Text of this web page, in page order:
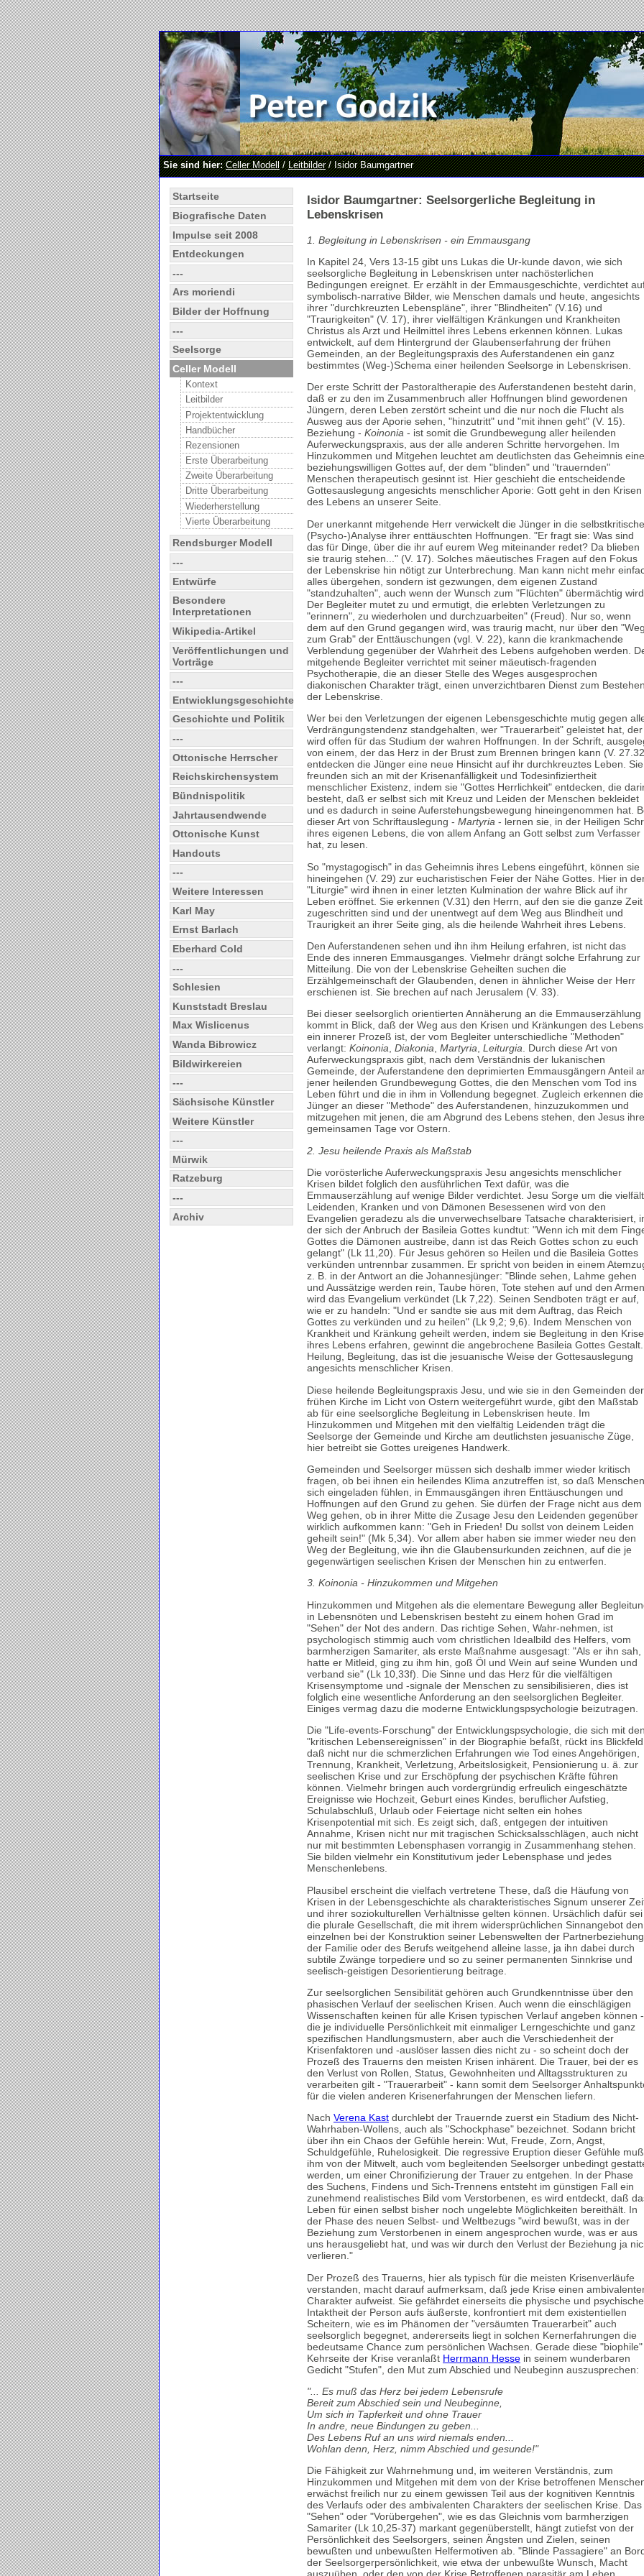
Sie sind hier: Celler Modell/Leitbilder/ Isidor Baumgartner
Startseite
Biografische Daten
Impulse seit 2008
Entdeckungen
---
Ars moriendi
Bilder der Hoffnung
---
Seelsorge
Celler Modell
Kontext
Leitbilder
Projektentwicklung
Handbücher
Rezensionen
Erste Überarbeitung
Zweite Überarbeitung
Dritte Überarbeitung
Wiederherstellung
Vierte Überarbeitung
Rendsburger Modell
---
Entwürfe
Besondere
Interpretationen
Wikipedia-Artikel
Veröffentlichungen und
Vorträge
---
Entwicklungsgeschichte
Geschichte und Politik
---
Ottonische Herrscher
Reichskirchensystem
Bündnispolitik
Jahrtausendwende
Ottonische Kunst
Handouts
---
Weitere Interessen
Karl May
Ernst Barlach
Eberhard Cold
---
Schlesien
Kunststadt Breslau
Max Wislicenus
Wanda Bibrowicz
Bildwirkereien
---
Sächsische Künstler
Weitere Künstler
---
Mürwik
Ratzeburg
---
Archiv
Isidor Baumgartner: Seelsorgerliche Begleitung in
Lebenskrisen
1. Begleitung in Lebenskrisen - ein Emmausgang
In Kapitel 24, Vers 13-15 gibt uns Lukas die Ur-kunde davon, wie sich
seelsorgliche Begleitung in Lebenskrisen unter nachösterlichen
Bedingungen ereignet. Er erzählt in der Emmausgeschichte, verdichtet
symbolisch-narrative Bilder, wie Menschen damals und heute, angesichts
ihrer "durchkreuzten Lebenspläne", ihrer "Blindheiten" (V.16) und
"Traurigkeiten" (V. 17), ihrer vielfältigen Kränkungen und Krankheiten
Christus als Arzt und Heilmittel ihres Lebens erkennen können. Lukas
entwickelt, auf dem Hintergrund der Glaubenserfahrung der frühen
Gemeinden, an der Begleitungspraxis des Auferstandenen ein ganz
bestimmtes (Weg-)Schema einer heilenden Seelsorge in Lebenskrisen.
Der erste Schritt der Pastoraltherapie des Auferstandenen besteht darin,
daß er zu den im Zusammenbruch aller Hoffnungen blind gewordenen
Jüngern, deren Leben zerstört scheint und die nur noch die Flucht als
Ausweg aus der Aporie sehen, "hinzutritt" und "mit ihnen geht" (V. 15).
Beziehung - Koinonia - ist somit die Grundbewegung aller heilenden
Auferweckungspraxis, aus der alle anderen Schritte hervorgehen. Im
Hinzukommen und Mitgehen leuchtet am deutlichsten das Geheimnis
beziehungswilligen Gottes auf, der dem "blinden" und "trauernden"
Menschen therapeutisch gesinnt ist. Hier geschieht die entscheidende
Gottesauslegung angesichts menschlicher Aporie: Gott geht in den Krisen
des Lebens an unserer Seite.
Der unerkannt mitgehende Herr verwickelt die Jünger in die selbstkritische
(Psycho-)Analyse ihrer enttäuschten Hoffnungen. "Er fragt sie: Was sind
das für Dinge, über die ihr auf eurem Weg miteinander redet? Da blieben
sie traurig stehen..." (V. 17). Solches mäeutisches Fragen auf den Fokus
der Lebenskrise hin nötigt zur Unterbrechung. Man kann nicht mehr
alles übergehen, sondern ist gezwungen, dem eigenen Zustand
"standzuhalten", auch wenn der Wunsch zum "Flüchten" übermächtig wird.
Der Begleiter mutet zu und ermutigt, die erlebten Verletzungen zu
"erinnern", zu wiederholen und durchzuarbeiten" (Freud). Nur so, wenn
dem auf den Grund gegangen wird, was traurig macht, nur über den "Weg
zum Grab" der Enttäuschungen (vgl. V. 22), kann die krankmachende
Verblendung gegenüber der Wahrheit des Lebens aufgehoben werden.
mitgehende Begleiter verrichtet mit seiner mäeutisch-fragenden
Psychotherapie, die an dieser Stelle des Weges ausgesprochen
diakonischen Charakter trägt, einen unverzichtbaren Dienst zum Bestehen
der Lebenskrise.
Wer bei den Verletzungen der eigenen Lebensgeschichte mutig gegen
Verdrängungstendenz standgehalten, wer "Trauerarbeit" geleistet hat, der
wird offen für das Studium der wahren Hoffnungen. In der Schrift,
von einem, der das Herz in der Brust zum Brennen bringen kann (V.
entdecken die Jünger eine neue Hinsicht auf ihr durchkreuztes Leben. Sie
freunden sich an mit der Krisenanfälligkeit und Todesinfiziertheit
menschlicher Existenz, indem sie "Gottes Herrlichkeit" entdecken, die
besteht, daß er selbst sich mit Kreuz und Leiden der Menschen bekleidet
und es dadurch in seine Auferstehungsbewegung hineingenommen hat.
dieser Art von Schriftauslegung - Martyria - lernen sie, in der Heiligen
ihres eigenen Lebens, die von allem Anfang an Gott selbst zum Verfasser
hat, zu lesen.
So "mystagogisch" in das Geheimnis ihres Lebens eingeführt, können sie
hineingehen (V. 29) zur eucharistischen Feier der Nähe Gottes. Hier in
"Liturgie" wird ihnen in einer letzten Kulmination der wahre Blick auf ihr
Leben eröffnet. Sie erkennen (V.31) den Herrn, auf den sie die ganze Zeit
zugeschritten sind und der unentwegt auf dem Weg aus Blindheit und
Traurigkeit an ihrer Seite ging, als die heilende Wahrheit ihres Lebens.
Den Auferstandenen sehen und ihn ihm Heilung erfahren, ist nicht das
Ende des inneren Emmausganges. Vielmehr drängt solche Erfahrung zur
Mitteilung. Die von der Lebenskrise Geheilten suchen die
Erzählgemeinschaft der Glaubenden, denen in ähnlicher Weise der Herr
erschienen ist. Sie brechen auf nach Jerusalem (V. 33).
Bei dieser seelsorglich orientierten Annäherung an die Emmauserzählung
kommt in Blick, daß der Weg aus den Krisen und Kränkungen des Lebens
ein innerer Prozeß ist, der vom Begleiter unterschiedliche "Methoden"
verlangt: Koinonia, Diakonia, Martyria, Leiturgia. Durch diese Art von
Auferweckungspraxis gibt, nach dem Verständnis der lukanischen
Gemeinde, der Auferstandene den deprimierten Emmausgängern Anteil
jener heilenden Grundbewegung Gottes, die den Menschen vom Tod ins
Leben führt und die in ihm in Vollendung begegnet. Zugleich erkennen die
Jünger an dieser "Methode" des Auferstandenen, hinzuzukommen und
mitzugehen mit jenen, die am Abgrund des Lebens stehen, den Jesus
gemeinsamen Tage vor Ostern.
2. Jesu heilende Praxis als Maßstab
Die vorösterliche Auferweckungspraxis Jesu angesichts menschlicher
Krisen bildet folglich den ausführlichen Text dafür, was die
Emmauserzählung auf wenige Bilder verdichtet. Jesu Sorge um die
Leidenden, Kranken und von Dämonen Besessenen wird von den
Evangelien geradezu als die unverwechselbare Tatsache charakterisiert,
der sich der Anbruch der Basileia Gottes kundtut: "Wenn ich mit dem
Gottes die Dämonen austreibe, dann ist das Reich Gottes schon zu euch
gelangt" (Lk 11,20). Für Jesus gehören so Heilen und die Basileia Gottes
verkünden untrennbar zusammen. Er spricht von beiden in einem
z. B. in der Antwort an die Johannesjünger: "Blinde sehen, Lahme gehen
und Aussätzige werden rein, Taube hören, Tote stehen auf und den Armen
wird das Evangelium verkündet (Lk 7,22). Seinen Sendboten trägt er auf,
wie er zu handeln: "Und er sandte sie aus mit dem Auftrag, das Reich
Gottes zu verkünden und zu heilen" (Lk 9,2; 9,6). Indem Menschen von
Krankheit und Kränkung geheilt werden, indem sie Begleitung in den
ihres Lebens erfahren, gewinnt die angebrochene Basileia Gottes Gestalt.
Heilung, Begleitung, das ist die jesuanische Weise der Gottesauslegung
angesichts menschlicher Krisen.
Diese heilende Begleitungspraxis Jesu, und wie sie in den Gemeinden der
frühen Kirche im Licht von Ostern weitergeführt wurde, gibt den Maßstab
ab für eine seelsorgliche Begleitung in Lebenskrisen heute. Im
Hinzukommen und Mitgehen mit den vielfältig Leidenden trägt die
Seelsorge der Gemeinde und Kirche am deutlichsten jesuanische Züge,
hier betreibt sie Gottes ureigenes Handwerk.
Gemeinden und Seelsorger müssen sich deshalb immer wieder kritisch
fragen, ob bei ihnen ein heilendes Klima anzutreffen ist, so daß Menschen
sich eingeladen fühlen, in Emmausgängen ihren Enttäuschungen und
Hoffnungen auf den Grund zu gehen. Sie dürfen der Frage nicht aus dem
Weg gehen, ob in ihrer Mitte die Zusage Jesu den Leidenden gegenüber
wirklich aufkommen kann: "Geh in Frieden! Du sollst von deinem Leiden
geheilt sein!" (Mk 5,34). Vor allem aber haben sie immer wieder neu den
Weg der Begleitung, wie ihn die Glaubensurkunden zeichnen, auf die je
gegenwärtigen seelischen Krisen der Menschen hin zu entwerfen.
3. Koinonia - Hinzukommen und Mitgehen
Hinzukommen und Mitgehen als die elementare Bewegung aller
in Lebensnöten und Lebenskrisen besteht zu einem hohen Grad im
"Sehen" der Not des andern. Das richtige Sehen, Wahr-nehmen, ist
psychologisch stimmig auch vom christlichen Idealbild des Helfers, vom
barmherzigen Samariter, als erste Maßnahme ausgesagt: "Als er ihn sah,
hatte er Mitleid, ging zu ihm hin, goß Öl und Wein auf seine Wunden und
verband sie" (Lk 10,33f). Die Sinne und das Herz für die vielfältigen
Krisensymptome und -signale der Menschen zu sensibilisieren, dies ist
folglich eine wesentliche Anforderung an den seelsorglichen Begleiter.
Einiges vermag dazu die moderne Entwicklungspsychologie beizutragen.
Die "Life-events-Forschung" der Entwicklungspsychologie, die sich mit den
"kritischen Lebensereignissen" in der Biographie befaßt, rückt ins Blickfeld,
daß nicht nur die schmerzlichen Erfahrungen wie Tod eines Angehörigen,
Trennung, Krankheit, Verletzung, Arbeitslosigkeit, Pensionierung u. ä. zur
seelischen Krise und zur Erschöpfung der psychischen Kräfte führen
können. Vielmehr bringen auch vordergründig erfreulich eingeschätzte
Ereignisse wie Hochzeit, Geburt eines Kindes, beruflicher Aufstieg,
Schulabschluß, Urlaub oder Feiertage nicht selten ein hohes
Krisenpotential mit sich. Es zeigt sich, daß, entgegen der intuitiven
Annahme, Krisen nicht nur mit tragischen Schicksalsschlägen, auch nicht
nur mit bestimmten Lebensphasen vorrangig in Zusammenhang stehen.
Sie bilden vielmehr ein Konstitutivum jeder Lebensphase und jedes
Menschenlebens.
Plausibel erscheint die vielfach vertretene These, daß die Häufung von
Krisen in der Lebensgeschichte als charakteristisches Signum unserer
und ihrer soziokulturellen Verhältnisse gelten können. Ursächlich dafür sei
die plurale Gesellschaft, die mit ihrem widersprüchlichen Sinnangebot den
einzelnen bei der Konstruktion seiner Lebenswelten der Partnerbeziehung,
der Familie oder des Berufs weitgehend alleine lasse, ja ihn dabei durch
subtile Zwänge torpediere und so zu seiner permanenten Sinnkrise und
seelisch-geistigen Desorientierung beitrage.
Zur seelsorglichen Sensibilität gehören auch Grundkenntnisse über den
phasischen Verlauf der seelischen Krisen. Auch wenn die einschlägigen
Wissenschaften keinen für alle Krisen typischen Verlauf angeben können -
die je individuelle Persönlichkeit mit einmaliger Lerngeschichte und ganz
spezifischen Handlungsmustern, aber auch die Verschiedenheit der
Krisenfaktoren und -auslöser lassen dies nicht zu - so scheint doch der
Prozeß des Trauerns den meisten Krisen inhärent. Die Trauer, bei der es
den Verlust von Rollen, Status, Gewohnheiten und Alltagsstrukturen zu
verarbeiten gilt - "Trauerarbeit" - kann somit dem Seelsorger
für die vielen anderen Krisenerfahrungen der Menschen liefern.
Nach Verena Kast durchlebt der Trauernde zuerst ein Stadium des Nicht-
Wahrhaben-Wollens, auch als "Schockphase" bezeichnet. Sodann bricht
über ihn ein Chaos der Gefühle herein: Wut, Freude, Zorn, Angst,
Schuldgefühle, Ruhelosigkeit. Die regressive Eruption dieser Gefühle muß
ihm von der Mitwelt, auch vom begleitenden Seelsorger unbedingt
werden, um einer Chronifizierung der Trauer zu entgehen. In der Phase
des Suchens, Findens und Sich-Trennens entsteht im günstigen Fall ein
zunehmend realistisches Bild vom Verstorbenen, es wird entdeckt, daß
Leben für einen selbst bisher noch ungelebte Möglichkeiten bereithält. In
der Phase des neuen Selbst- und Weltbezugs "wird bewußt, was in der
Beziehung zum Verstorbenen in einem angesprochen wurde, was er aus
uns herausgeliebt hat, und was wir durch den Verlust der Beziehung ja
verlieren."
Der Prozeß des Trauerns, hier als typisch für die meisten Krisenverläufe
verstanden, macht darauf aufmerksam, daß jede Krise einen
Charakter aufweist. Sie gefährdet einerseits die physische und psychische
Intaktheit der Person aufs äußerste, konfrontiert mit dem existentiellen
Scheitern, wie es im Phänomen der "versäumten Trauerarbeit" auch
seelsorglich begegnet, andererseits liegt in solchen Kernerfahrungen die
bedeutsame Chance zum persönlichen Wachsen. Gerade diese "biophile"
Kehrseite der Krise veranlaßt Herrmann Hesse in seinem wunderbaren
Gedicht "Stufen", den Mut zum Abschied und Neubeginn auszusprechen:
"... Es muß das Herz bei jedem Lebensrufe
Bereit zum Abschied sein und Neubeginne,
Um sich in Tapferkeit und ohne Trauer
In andre, neue Bindungen zu geben...
Des Lebens Ruf an uns wird niemals enden...
Wohlan denn, Herz, nimm Abschied und gesunde!"
Die Fähigkeit zur Wahrnehmung und, im weiteren Verständnis, zum
Hinzukommen und Mitgehen mit dem von der Krise betroffenen
erwächst freilich nur zu einem gewissen Teil aus der kognitiven Kenntnis
des Verlaufs oder des ambivalenten Charakters der seelischen Krise. Das
"Sehen" oder "Vorübergehen", wie es das Gleichnis vom barmherzigen
Samariter (Lk 10,25-37) markant gegenüberstellt, hängt zutiefst von der
Persönlichkeit des Seelsorgers, seinen Ängsten und Zielen, seinen
bewußten und unbewußten Helfermotiven ab. "Blinde Passagiere" an
der Seelsorgerpersönlichkeit, wie etwa der unbewußte Wunsch, Macht